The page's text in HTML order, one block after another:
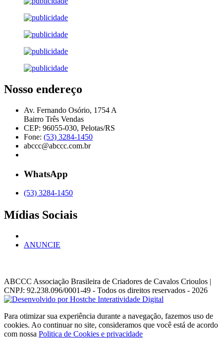
Nosso endereço
Av. Fernando Osório, 1754 A
Bairro Três Vendas
CEP: 96055-030, Pelotas/RS
Fone: (53) 3284-1450
abccc@abccc.com.br
WhatsApp
(53) 3284-1450
Mídias Sociais
ANUNCIE
ABCCC Associação Brasileira de Criadores de Cavalos Crioulos |
CNPJ: 92.238.096/0001-49 - Todos os direitos reservados - 2026
Para otimizar sua experiência durante a navegação, fazemos uso de
cookies. Ao continuar no site, consideramos que você está de acordo
com nossa Politica de Cookies e privacidade